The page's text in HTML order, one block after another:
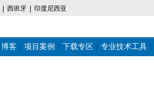
西班牙 印度尼西亚
博客 项目案例 下载专区 专业技术工具